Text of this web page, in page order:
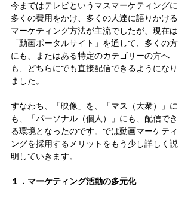
今まではテレビというマスマーケティングに
多くの費用をかけ、多くの人達に語りかける
マーケティング方法が主流でしたが、現在は
「動画ポータルサイト」を通して、多くの方
にも、またはある特定のカテゴリーの方へ
も、どちらにでも直接配信できるようになり
ました。
すなわち、「映像」を、「マス（大衆）」に
も、「パーソナル（個人）」にも、配信でき
る環境となったのです。では動画マーケティ
ングを採用するメリットをもう少し詳しく説
明していきます。
１．マーケティング活動の多元化